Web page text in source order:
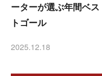
ーターが選ぶ年間ベス
トゴール
投稿日
2025.12.18